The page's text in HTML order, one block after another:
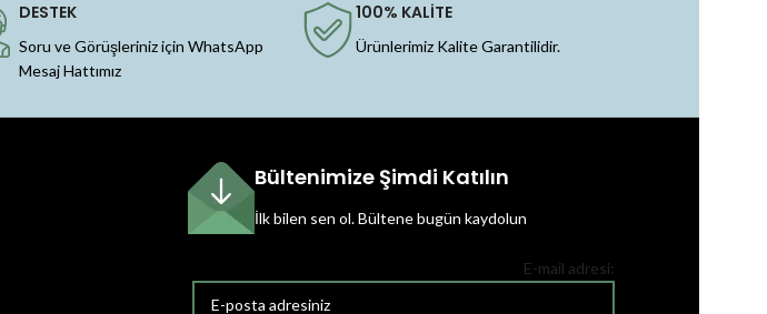
DESTEK
Soru ve Görüşleriniz için WhatsApp
Mesaj Hattımız
100% KALİTE
Ürünlerimiz Kalite Garantilidir.
Bültenimize Şimdi Katılın
İlk bilen sen ol.Bültene bugün kaydolun
E-mail adresi: